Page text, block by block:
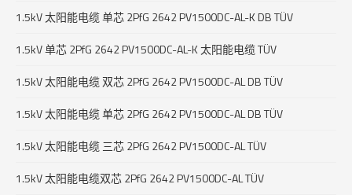
1.5kV 太阳能电缆 单芯 2PfG 2642 PV1500DC-AL-K DB TÜV
1.5kV 单芯 2PfG 2642 PV1500DC-AL-K 太阳能电缆 TÜV
1.5kV 太阳能电缆 双芯 2PfG 2642 PV1500DC-AL DB TÜV
1.5kV 太阳能电缆 单芯 2PfG 2642 PV1500DC-AL DB TÜV
1.5kV 太阳能电缆 三芯 2PfG 2642 PV1500DC-AL TÜV
1.5kV 太阳能电缆双芯 2PfG 2642 PV1500DC-AL TÜV